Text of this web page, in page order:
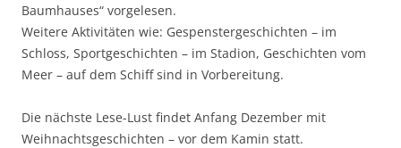
Baumhauses“ vorgelesen.
Weitere Aktivitäten wie: Gespenstergeschichten – im
Schloss, Sportgeschichten – im Stadion, Geschichten vom
Meer – auf dem Schiff sind in Vorbereitung.
Die nächste Lese-Lust findet Anfang Dezember mit
Weihnachtsgeschichten – vor dem Kamin statt.